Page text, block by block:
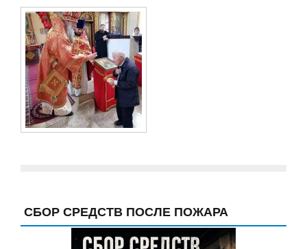
СБОР СРЕДСТВ ПОСЛЕ ПОЖАРА